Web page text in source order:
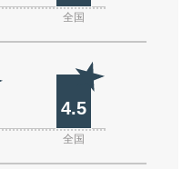
全国
4.5
全国